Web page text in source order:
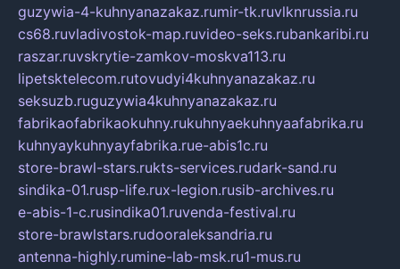
guzywia-4-kuhnyanazakaz.rumir-tk.ruvlknrussia.ru
cs68.ruvladivostok-map.ruvideo-seks.rubankaribi.ru
raszar.ruvskrytie-zamkov-moskva113.ru
lipetsktelecom.rutovudyi4kuhnyanazakaz.ru
seksuzb.ruguzywia4kuhnyanazakaz.ru
fabrikaofabrikaokuhny.rukuhnyaekuhnyaafabrika.ru
kuhnyaykuhnyayfabrika.rue-abis1c.ru
store-brawl-stars.rukts-services.rudark-sand.ru
sindika-01.rusp-life.rux-legion.rusib-archives.ru
e-abis-1-c.rusindika01.ruvenda-festival.ru
store-brawlstars.rudooraleksandria.ru
antenna-highly.rumine-lab-msk.ru1-mus.ru